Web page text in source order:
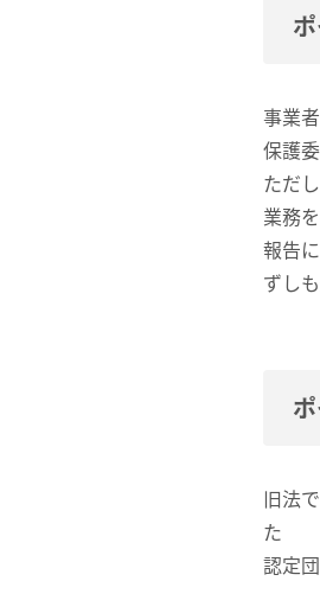
事業
保護
ただ
業務
報告
ずし
旧法
た
認定